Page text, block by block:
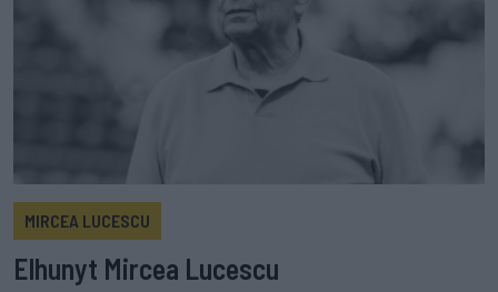
MIRCEA LUCESCU
Elhunyt Mircea Lucescu